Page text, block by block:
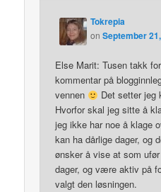
Tokrepia
onSeptember
Else Marit: Tusen takk
kommentar på
vennen
Det setter jeg
Hvorfor skal jeg sitte å
jeg ikke har noe å klage
kan ha dårlige dager, og
ønsker å vise at som
dager, og være aktiv på
valgt den løsningen.